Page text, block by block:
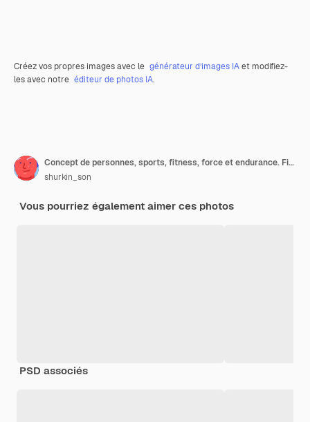
Créez vos propres images avec le générateur d’images IAet modifiez-
les avec notre éditeur de photos IA.
Concept de personnes, sports, fitness, force et endurance. Fille athlétique brune élégante en tenue de sport exerçant dans un hall spacieux près de la fenêtre, faisant une planche de coude sur un tapis de yoga vert sur un plancher en bois
shurkin_son
Vous pourriez également aimer ces photos
PSD associés